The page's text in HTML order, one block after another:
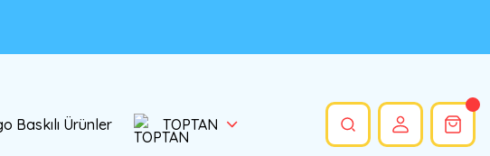
Baskılı Ürünler TOPTAN